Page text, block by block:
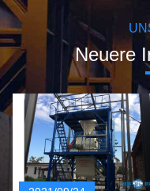
Neuere